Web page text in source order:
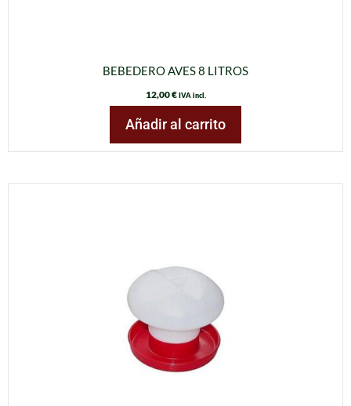
BEBEDERO AVES 8 LITROS
12,00€ IVA incl.
Añadir al carrito